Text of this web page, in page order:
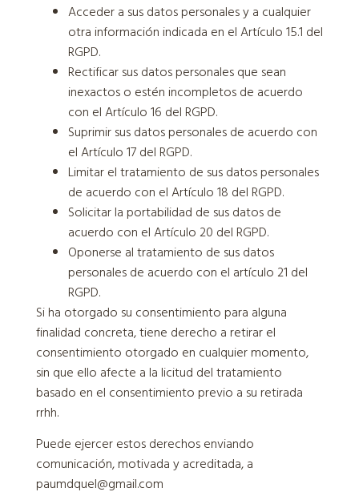
Acceder a sus datos personales y a cualquier
otra información indicada en el Artículo 15.1 del
RGPD.
Rectificar sus datos personales que sean
inexactos o estén incompletos de acuerdo
con el Artículo 16 del RGPD.
Suprimir sus datos personales de acuerdo con
el Artículo 17 del RGPD.
Limitar el tratamiento de sus datos personales
de acuerdo con el Artículo 18 del RGPD.
Solicitar la portabilidad de sus datos de
acuerdo con el Artículo 20 del RGPD.
Oponerse al tratamiento de sus datos
personales de acuerdo con el artículo 21 del
RGPD.
Si ha otorgado su consentimiento para alguna
finalidad concreta, tiene derecho a retirar el
consentimiento otorgado en cualquier momento,
sin que ello afecte a la licitud del tratamiento
basado en el consentimiento previo a su retirada
rrhh.
Puede ejercer estos derechos enviando
comunicación, motivada y acreditada, a
paumdquel@gmail.com